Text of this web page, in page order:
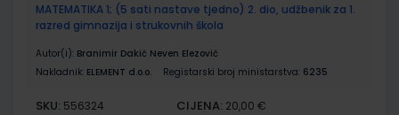
MATEMATIKA 1; (5 sati nastave tjedno) 2. dio, udžbenik za 1.
razred gimnazija i strukovnih škola
Autor(i): Branimir Dakić Neven Elezović
Nakladnik: ELEMENT d.o.o. Registarski broj ministarstva: 6235
SKU: 556324 CIJENA: 20,00 €